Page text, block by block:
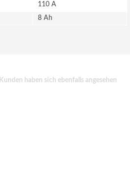
110 A
8 Ah
Kunden haben sich ebenfalls angesehen